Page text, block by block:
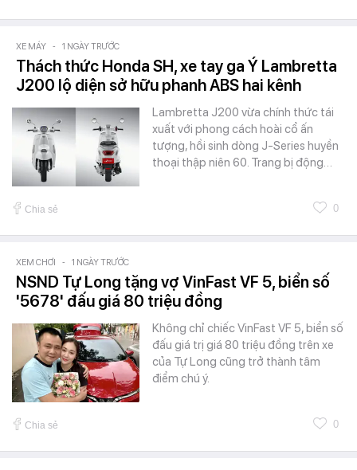
XE MÁY - 1 NGÀY TRƯỚC
Thách thức Honda SH, xe tay ga Ý Lambretta
J200 lộ diện sở hữu phanh ABS hai kênh
Lambretta J200 vừa chính thức tái
xuất với phong cách hoài cổ ấn
tượng, hồi sinh dòng J-Series huyền
thoại thập niên 60. Trang bị động…
Chia sẻ 0
XEM CHƠI - 1 NGÀY TRƯỚC
NSND Tự Long tặng vợ VinFast VF 5, biển số
'5678' đấu giá 80 triệu đồng
Không chỉ chiếc VinFast VF 5, biển số
đấu giá trị giá 80 triệu đồng trên xe
của Tự Long cũng trở thành tâm
điểm chú ý.
Chia sẻ 0